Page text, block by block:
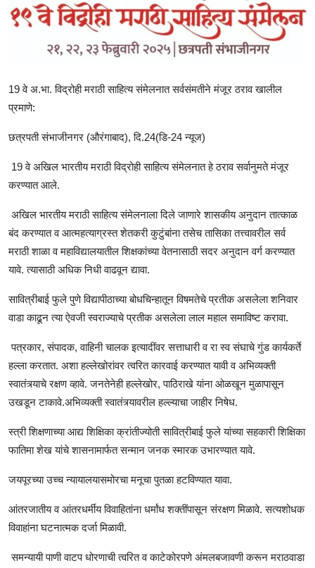
मनोरंजन
19 वे अ.भा. विद्रोही मराठी साहित्य संमेलनात सर्वसंमतीने मंजूर ठराव खालील
प्रमाणे:
छत्रपती संभाजीनगर (औरंगाबाद), दि.24(डि-24 न्यूज)
19 वे अखिल भारतीय मराठी विद्रोही साहित्य संमेलनात हे ठराव सर्वानुमते मंजूर
करण्यात आले.
अखिल भारतीय मराठी साहित्य संमेलनाला दिले जाणारे शासकीय अनुदान तात्काळ
बंद करण्यात व आत्महत्याग्रस्त शेतकरी कुटुंबांना तसेच तासिका तत्त्वावरील सर्व
मराठी शाळा व महाविद्यालयातील शिक्षकांच्या वेतनासाठी सदर अनुदान वर्ग करण्यात
यावे. त्यासाठी अधिक निधी वाढवून द्यावा.
सावित्रीबाई फुले पुणे विद्यापीठाच्या बोधचिन्हातून विषमतेचे प्रतीक असलेला शनिवार
वाडा काढून त्या ऐवजी स्वराज्याचे प्रतीक असलेला लाल महाल समाविष्ट करावा.
पत्रकार, संपादक, वाहिनी चालक इत्यादींवर सत्ताधारी व रा स्व संघाचे गुंड कार्यकर्ते
हल्ला करतात. अशा हल्लेखोरांवर त्वरित कारवाई करण्यात यावी व अभिव्यक्ती
स्वातंत्र्याचे रक्षण व्हावे. जनतेनेही हल्लेखोर, पाठिराखे यांना ओळखून मुळापासून
उखडून टाकावे.अभिव्यक्ती स्वातंत्र्यावरील हल्ल्याचा जाहीर निषेध.
स्त्री शिक्षणाच्या आद्य शिक्षिका क्रांतीज्योती सावित्रीबाई फुले यांच्या सहकारी शिक्षिका
फातिमा शेख यांचे शासनामार्फत सन्मान जनक स्मारक उभारण्यात यावे.
जयपूरच्या उच्च न्यायालयासमोरचा मनूचा पुतळा हटविण्यात यावा.
आंतरजातीय व आंतरधर्मीय विवाहितांना धर्मांध शक्तींपासून संरक्षण मिळावे. सत्यशोधक
विवाहांना घटनात्मक दर्जा मिळावी.
समन्यायी पाणी वाटप धोरणाची त्वरित व काटेकोरपणे अंमलबजावणी करून मराठवाडा